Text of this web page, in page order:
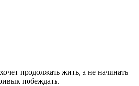
продолжать жить, а не начинать
побеждать.